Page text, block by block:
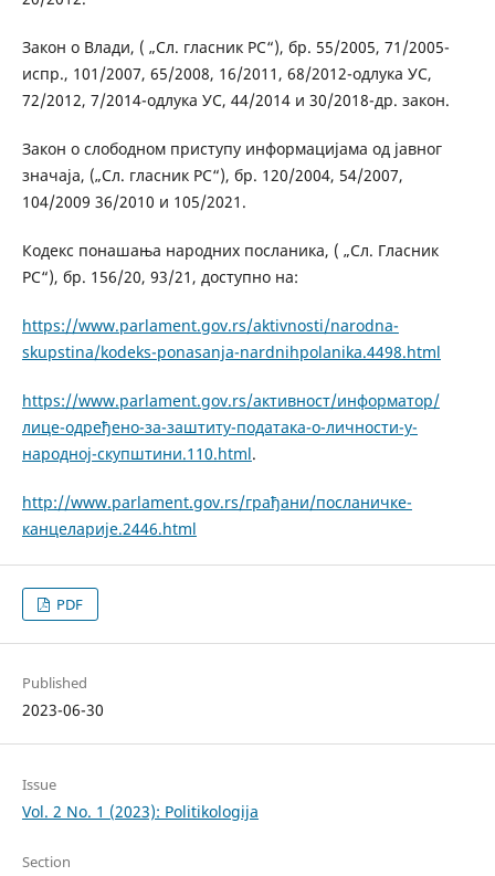
Закон о Влади, ( „Сл. гласник РС“), бр. 55/2005, 71/2005-
испр., 101/2007, 65/2008, 16/2011, 68/2012-одлука УС,
72/2012, 7/2014-одлука УС, 44/2014 и 30/2018-др. закон.
Закон о слободном приступу информацијама од јавног
значаја, („Сл. гласник РС“), бр. 120/2004, 54/2007,
104/2009 36/2010 и 105/2021.
Кодекс понашања народних посланика, ( „Сл. Гласник
РС“), бр. 156/20, 93/21, доступно на:
https://www.parlament.gov.rs/aktivnosti/narodna-
skupstina/kodeks-ponasanja-nardnihpolanika.4498.html
https://www.parlament.gov.rs/активност/информатор/
лице-одређено-за-заштиту-података-о-личности-у-
народној-скупштини.110.html.
http://www.parlament.gov.rs/грађани/посланичке-
канцеларије.2446.html
PDF
Published
2023-06-30
Issue
Vol. 2 No. 1 (2023): Politikologija
Section